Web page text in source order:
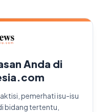
Anda di
pemerhati isu-isu
bidang tertentu,